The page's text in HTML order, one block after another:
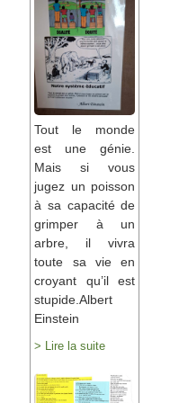
Tout le monde
est une génie.
Mais si vous
jugez un poisson
à sa capacité de
grimper à un
arbre, il vivra
toute sa vie en
croyant qu’il est
stupide.Albert
Einstein
> Lire la suite